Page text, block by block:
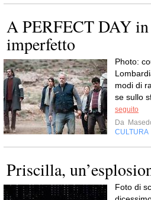
A PERFECT DAY
imperfetto
Photo:
modi di
se sullo
seguito
Da
CULTURA
Priscilla,
Foto di